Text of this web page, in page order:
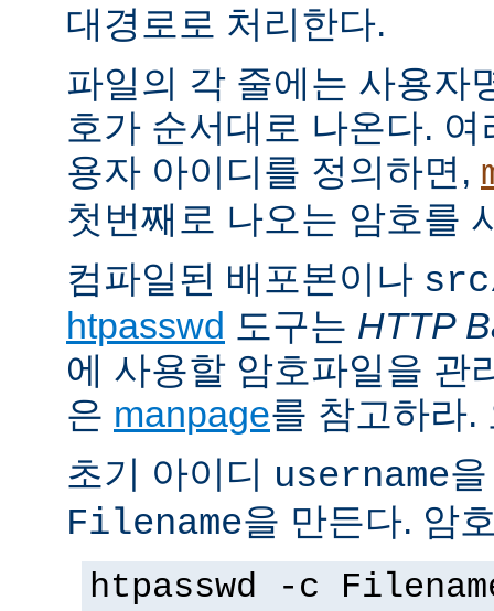
대경로로 처리한다.
파일의 각 줄에는 사용자
호가 순서대로 나온다.
용자 아이디를 정의하면,
첫번째로 나오는 암호를
컴파일된 배포본이나
htpasswd 도구는 HTTP
에 사용할 암호파일을 관
은 manpage를 참고하라.
초기 아이디 username
Filename을 만든다. 암
htpasswd -c